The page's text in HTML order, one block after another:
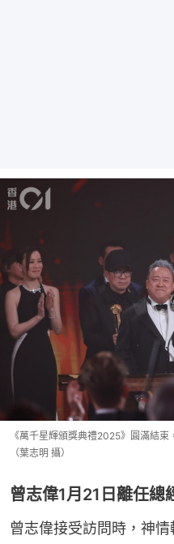
《萬千星輝頒獎典禮2025》圓滿結
（葉志明 攝）
曾志偉1月21日離任總
曾志偉接受訪問時，神